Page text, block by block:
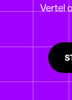
Vertel